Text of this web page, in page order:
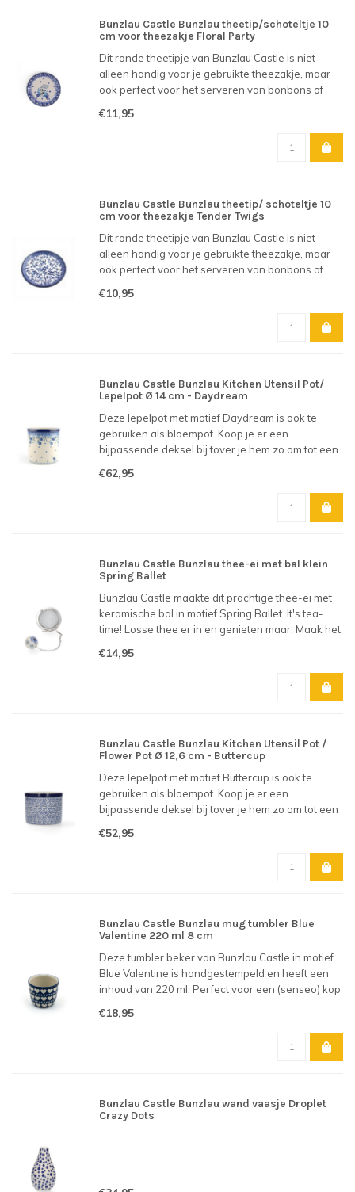
Bunzlau Castle Bunzlau theetip/schoteltje 10
cm voor theezakje Floral Party
Dit ronde theetipje van Bunzlau Castle is niet
alleen handig voor je gebruikte theezakje, maar
ook perfect voor het serveren van bonbons of
€11,95
Bunzlau Castle Bunzlau theetip/ schoteltje 10
cm voor theezakje Tender Twigs
Dit ronde theetipje van Bunzlau Castle is niet
alleen handig voor je gebruikte theezakje, maar
ook perfect voor het serveren van bonbons of
€10,95
Bunzlau Castle Bunzlau Kitchen Utensil Pot/
Lepelpot Ø 14 cm - Daydream
Deze lepelpot met motief Daydream is ook te
gebruiken als bloempot. Koop je er een
bijpassende deksel bij tover je hem zo om tot een
dus!
€62,95
Bunzlau Castle Bunzlau thee-ei met bal klein
Spring Ballet
Bunzlau Castle maakte dit prachtige thee-ei met
keramische bal in motief Spring Ballet. It's tea-
time! Losse thee er in en genieten maar. Maak het
van Bunzlau.
€14,95
Bunzlau Castle Bunzlau Kitchen Utensil Pot /
Flower Pot Ø 12,6 cm - Buttercup
Deze lepelpot met motief Buttercup is ook te
gebruiken als bloempot. Koop je er een
bijpassende deksel bij tover je hem zo om tot een
dus!
€52,95
Bunzlau Castle Bunzlau mug tumbler Blue
Valentine 220 ml 8 cm
Deze tumbler beker van Bunzlau Castle in motief
Blue Valentine is handgestempeld en heeft een
inhoud van 220 ml. Perfect voor een (senseo) kop
€18,95
Bunzlau Castle Bunzlau wand vaasje Droplet
Crazy Dots